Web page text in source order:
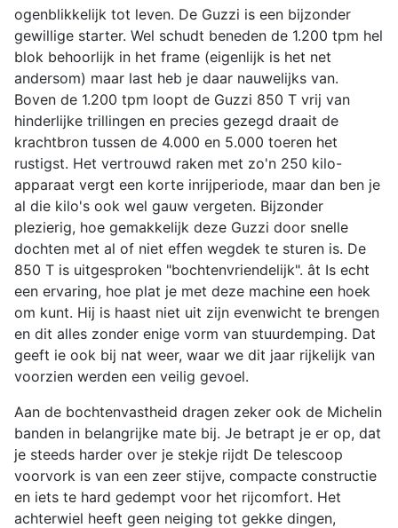
ogenblikkelijk tot leven. De Guzzi is een bijzonder
gewillige starter. Wel schudt beneden de 1.200 tpm hel
blok behoorlijk in het frame (eigenlijk is het net
andersom) maar last heb je daar nauwelijks van.
Boven de 1.200 tpm loopt de Guzzi 850 T vrij van
hinderlijke trillingen en precies gezegd draait de
krachtbron tussen de 4.000 en 5.000 toeren het
rustigst. Het vertrouwd raken met zo'n 250 kilo-
apparaat vergt een korte inrijperiode, maar dan ben je
al die kilo's ook wel gauw vergeten. Bijzonder
plezierig, hoe gemakkelijk deze Guzzi door snelle
dochten met al of niet effen wegdek te sturen is. De
850 T is uitgesproken "bochtenvriendelijk". ât Is echt
een ervaring, hoe plat je met deze machine een hoek
om kunt. Hij is haast niet uit zijn evenwicht te brengen
en dit alles zonder enige vorm van stuurdemping. Dat
geeft ie ook bij nat weer, waar we dit jaar rijkelijk van
voorzien werden een veilig gevoel.
Aan de bochtenvastheid dragen zeker ook de Michelin
banden in belangrijke mate bij. Je betrapt je er op, dat
je steeds harder over je stekje rijdt De telescoop
voorvork is van een zeer stijve, compacte constructie
en iets te hard gedempt voor het rijcomfort. Het
achterwiel heeft geen neiging tot gekke dingen,